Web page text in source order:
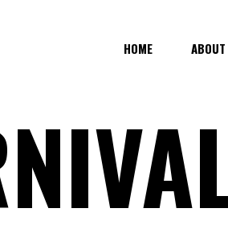
HOME